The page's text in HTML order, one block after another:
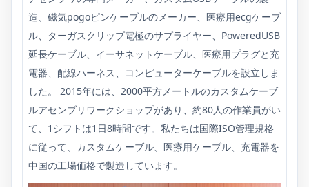
造、磁気pogoピンケーブルのメーカー、医療用ecgケーブ
ル、ターガスクリップ電極のサプライヤー、PoweredUSB
延長ケーブル、イーサネットケーブル、医療用プラグと充
電器、配線ハーネス、コンピューターケーブルを設立しま
した。 2015年には、2000平方メートルのカスタムケーブ
ルアセンブリワークショップがあり、約80人の作業員がい
て、1シフトは1日8時間です。私たちは国際ISO管理規格
に従って、カスタムケーブル、医療用ケーブル、充電器を
中国の工場価格で製造しています。